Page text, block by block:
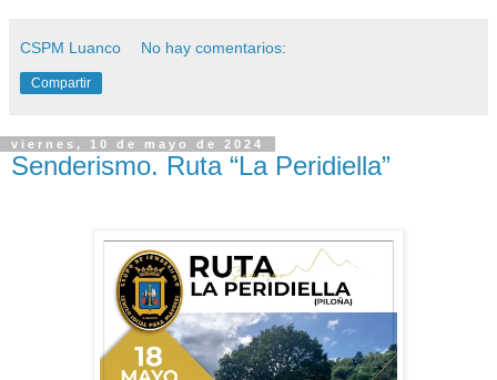
CSPM Luanco No hay comentarios:
Compartir
viernes, 10 de mayo de 2024
Senderismo. Ruta “La Peridiella”